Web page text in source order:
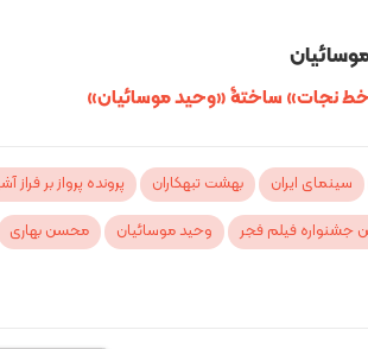
نجات» ساختۀ «وحید موسائیان»
سینمای ایران بهشت تبهکاران
پرونده پرواز بر فراز
جشنواره فیلم فجر وحید موسائیان محسن بهاری